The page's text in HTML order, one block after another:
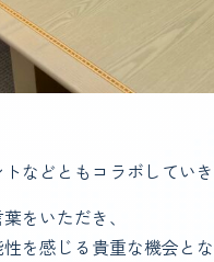
などともコラボしていき
をいただき、
を感じる貴重な機会とな